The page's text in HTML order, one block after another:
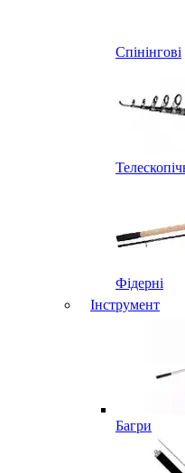
Спінінгові
Фідерні
Інструмент
Багри